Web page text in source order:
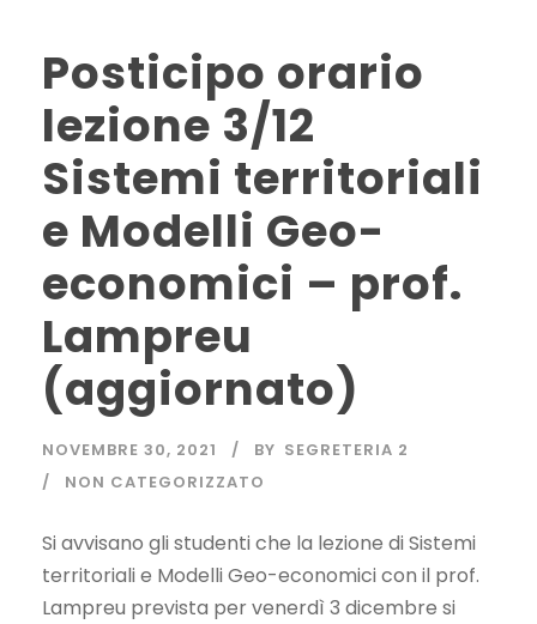
Posticipo orario
lezione 3/12
Sistemi territoriali
e Modelli Geo-
economici – prof.
Lampreu
(aggiornato)
NOVEMBRE 30, 2021 BY SEGRETERIA 2
NON CATEGORIZZATO
Si avvisano gli studenti che la lezione di Sistemi
territoriali e Modelli Geo-economici con il prof.
Lampreu prevista per venerdì 3 dicembre si